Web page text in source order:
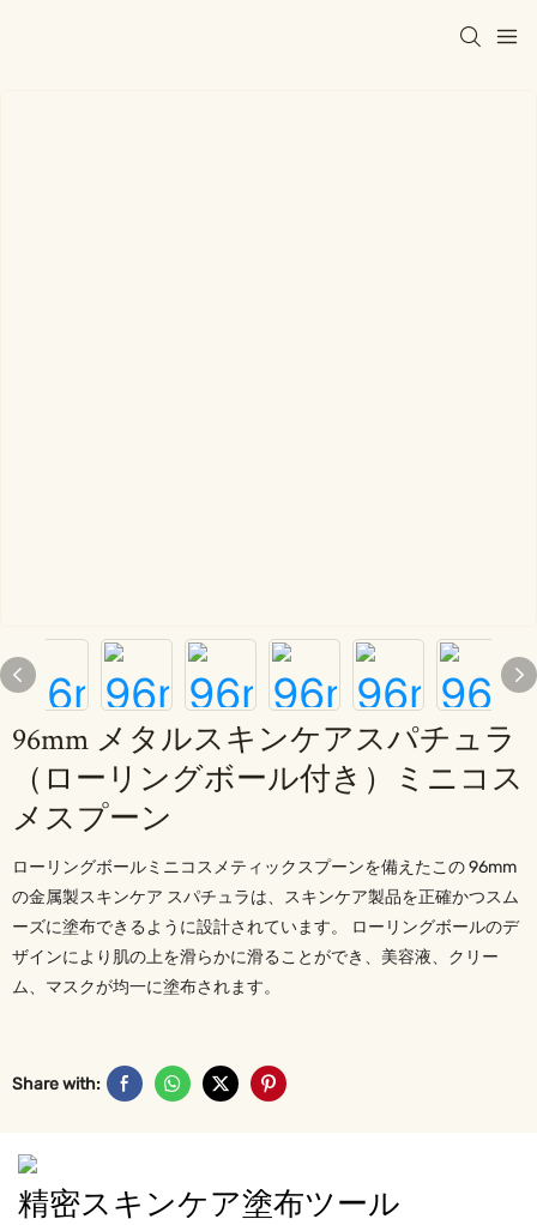
96mm メタルスキンケアスパチュラ
（ローリングボール付き）ミニコス
メスプーン
ローリングボールミニコスメティックスプーンを備えたこの 96mm
の金属製スキンケア スパチュラは、スキンケア製品を正確かつスム
ーズに塗布できるように設計されています。 ローリングボールのデ
ザインにより肌の上を滑らかに滑ることができ、美容液、クリー
ム、マスクが均一に塗布されます。
Share with:
精密スキンケア塗布ツール